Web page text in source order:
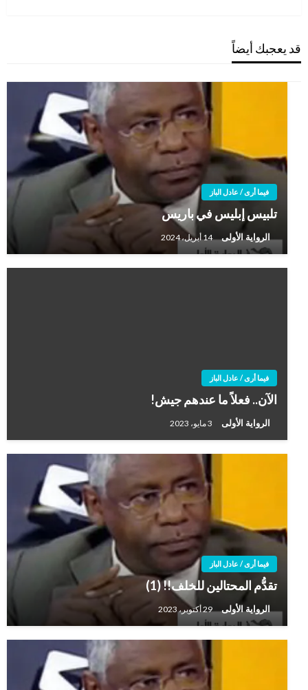
قد يعجبك أيضاً
فيما أرى / عادل الباز
تلبيس إبليس في باريس
الرواية الأولى 14 أبريل، 2024
فيما أرى / عادل الباز
الآن.. فعلاً ما عندهم جيش!
الرواية الأولى 3 مايو، 2023
فيما أرى / عادل الباز
تقدُّم المحتالين للخلف!! (1)
الرواية الأولى 29 أكتوبر، 2023